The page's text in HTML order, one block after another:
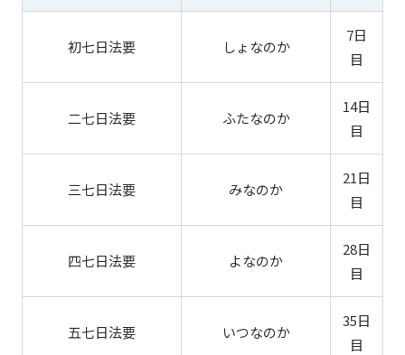
初七日法要 しょなのか
7日
目
二七日法要 ふたなのか
14日
目
三七日法要 みなのか
21日
目
四七日法要 よなのか
28日
目
五七日法要 いつなのか
35日
目